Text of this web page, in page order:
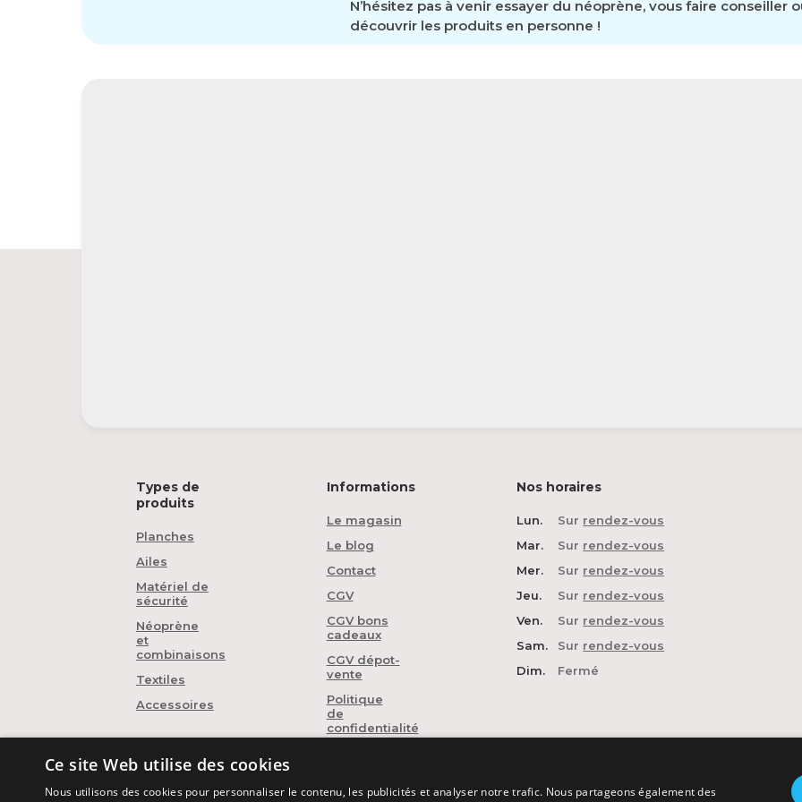
N’hésitez pas à venir essayer du néoprène, vous faire conseiller
découvrir les produits en personne !
Types de
produits
Planches
Ailes
Matériel de
sécurité
Néoprène
et
combinaisons
Textiles
Accessoires
Informations
Le magasin
Le blog
Contact
CGV
CGV bons
cadeaux
CGV dépot-
vente
Politique
de
confidentialité
Nos horaires
Lun. Sur rendez-vous
Mar.
Sur rendez-vous
Mer.
Sur rendez-vous
Jeu.
Sur rendez-vous
Ven.
Sur rendez-vous
Sam.
Sur rendez-vous
Dim.
Fermé
Ce site Web utilise des cookies
Nous utilisons des cookies pour personnaliser le contenu, les publicités et analyser notre trafic. Nous partageons également des